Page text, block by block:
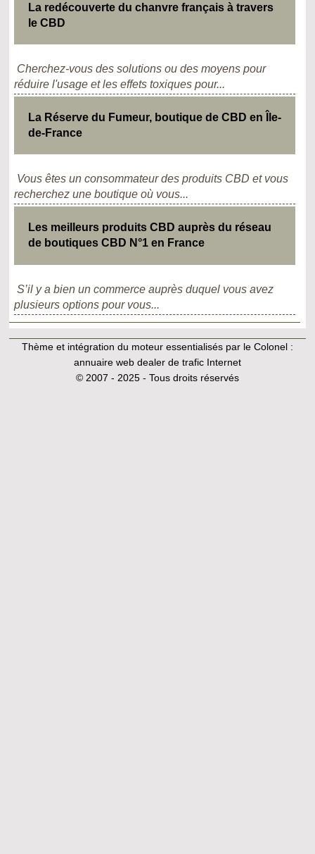
La redécouverte du chanvre français à travers
le CBD
Cherchez-vous des solutions ou des moyens pour
réduire l'usage et les effets toxiques pour...
La Réserve du Fumeur, boutique de CBD en Île-
de-France
Vous êtes un consommateur des produits CBD et vous
recherchez une boutique où vous...
Les meilleurs produits CBD auprès du réseau
de boutiques CBD N°1 en France
S’il y a bien un commerce auprès duquel vous avez
plusieurs options pour vous...
Thème et intégration du moteur essentialisés par le Colonel :
annuaire web dealer de trafic Internet
© 2007 - 2025 - Tous droits réservés